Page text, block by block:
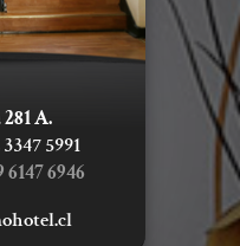
A.
5991
6147 6946